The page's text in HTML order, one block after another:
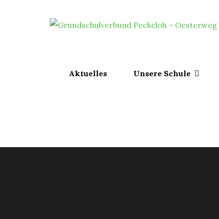
Aktuelles Unsere Schule